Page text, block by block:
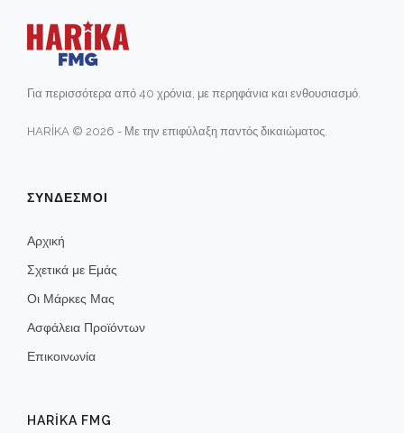
Για περισσότερα από 40 χρόνια, με περηφάνια και ενθουσιασμό.
HARİKA © 2026 - Με την επιφύλαξη παντός δικαιώματος.
ΣΥΝΔΕΣΜΟΙ
Αρχική
Σχετικά με Εμάς
Οι Μάρκες Μας
Ασφάλεια Προϊόντων
Επικοινωνία
HARIKA FMG